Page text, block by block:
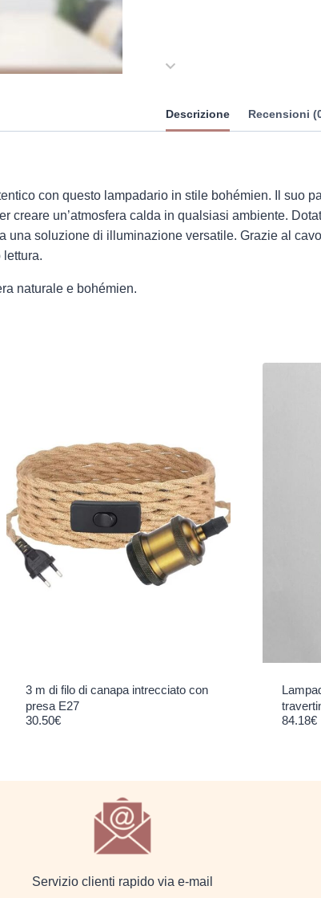
Descrizione Recensioni
con questo lampadario in stile bohémien. Il suo
creare un’atmosfera calda in qualsiasi ambiente.
una soluzione di illuminazione versatile. Grazie al
lettura.
naturale e bohémien.
3 m di filo di canapa intrecciato con
presa E27
30.50€
84.18€
Servizio clienti rapido via e-mail